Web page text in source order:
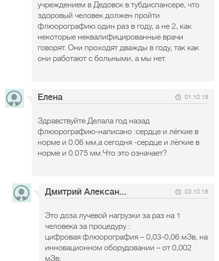
учреждением в Дедовск в тубдиспансере, что
здоровый человек должен пройти
флюорографию один раз в году, а не 2, как
некоторые неквалифицированные врачи
говорят. Они проходят дважды в году, так как
они работают с больными, а мы нет.
Елена 01.10.18
Здравствуйте.Делала год назад
флюорографию-написано :сердце и лёгкие в
норме и 0.06 мм,а сегодня -сердце и лёгкие в
норме и 0.075 мм.Что это означает?
Дмитрий Алексан... 03.10.18
Это доза лучевой нагрузки за раз на 1
человека за процедуру :
цифровая флюорография – 0,03-0,06 мЗв, на
инновационном оборудовании – от 0,002
мЗв;